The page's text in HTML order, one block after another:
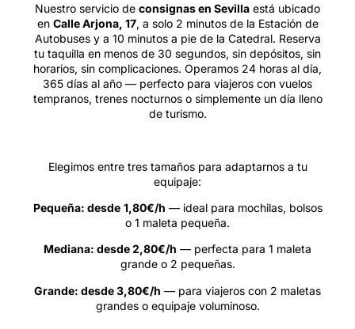
Nuestro servicio de consignas en Sevilla está ubicado
en Calle Arjona, 17, a solo 2 minutos de la Estación de
Autobuses y a 10 minutos a pie de la Catedral. Reserva
tu taquilla en menos de 30 segundos, sin depósitos, sin
horarios, sin complicaciones. Operamos 24 horas al día,
365 días al año — perfecto para viajeros con vuelos
tempranos, trenes nocturnos o simplemente un día lleno
de turismo.
Elegimos entre tres tamaños para adaptarnos a tu
equipaje:
Pequeña: desde 1,80€/h — ideal para mochilas, bolsos
o 1 maleta pequeña.
Mediana: desde 2,80€/h — perfecta para 1 maleta
grande o 2 pequeñas.
Grande: desde 3,80€/h — para viajeros con 2 maletas
grandes o equipaje voluminoso.